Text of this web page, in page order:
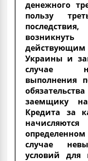
денежного
пользу
Украины и
случае
выполнения
заемщику
Кредита за
случае
условий для